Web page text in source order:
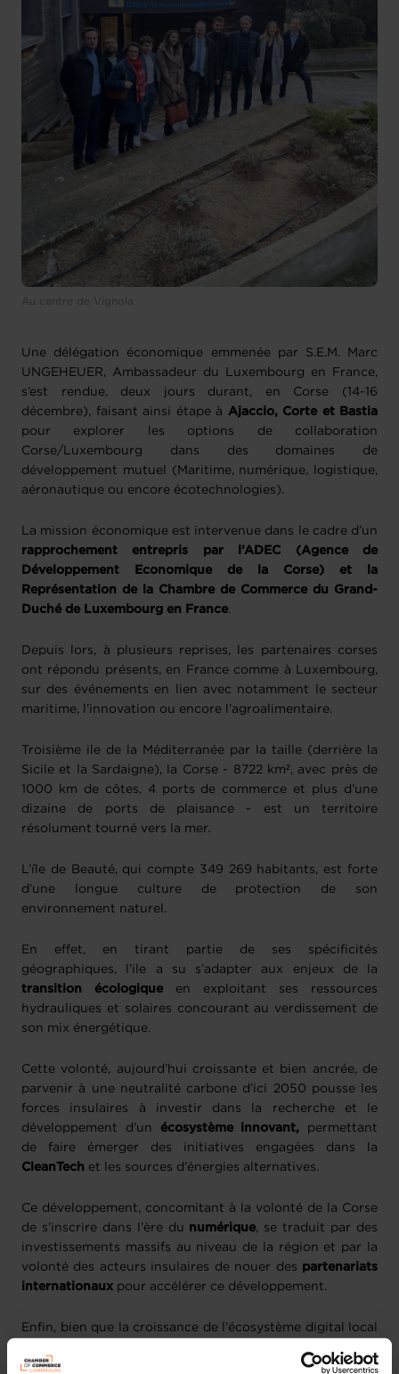
Au centre de Vignola
Une délégation économique emmenée par S.E.M. Marc
UNGEHEUER, Ambassadeur du Luxembourg en France,
s’est rendue, deux jours durant, en Corse (14-16
décembre), faisant ainsi étape à
Ajaccio, Corte et Bastia
pour explorer les options de collaboration
Corse/Luxembourg dans des domaines de
développement mutuel (Maritime, numérique, logistique,
aéronautique ou encore écotechnologies).
La mission économique est intervenue dans le cadre d’un
rapprochement entrepris par l’ADEC (Agence de
Développement Economique de la Corse) et la
Représentation de la Chambre de Commerce du Grand-
Duché de Luxembourg en France.
Depuis lors, à plusieurs reprises, les partenaires corses
ont répondu présents, en France comme à Luxembourg,
sur des événements en lien avec notamment le secteur
maritime, l’innovation ou encore l’agroalimentaire.
Troisième ile de la Méditerranée par la taille (derrière la
Sicile et la Sardaigne), la Corse - 8722 km², avec près de
1000 km de côtes, 4 ports de commerce et plus d’une
dizaine de ports de plaisance - est un territoire
résolument tourné vers la mer.
L’île de Beauté, qui compte 349 269 habitants, est forte
d’une longue culture de protection de son
environnement naturel.
En effet, en tirant partie de ses spécificités
géographiques, l’ile a su s’adapter aux enjeux de la
transition écologique en exploitant ses ressources
hydrauliques et solaires concourant au verdissement de
son mix énergétique.
Cette volonté, aujourd’hui croissante et bien ancrée, de
parvenir à une neutralité carbone d’ici 2050 pousse les
forces insulaires à investir dans la recherche et le
développement d’un
écosystème innovant, permettant
de faire émerger des initiatives engagées dans la
CleanTech et les sources d’énergies alternatives.
Ce développement, concomitant à la volonté de la Corse
de s’inscrire dans l’ère du numérique, se traduit par des
investissements massifs au niveau de la région et par la
volonté des acteurs insulaires de nouer des partenariats
internationaux pour accélérer ce développement.
Enfin, bien que la croissance de l’écosystème digital local
l’insularité demeure une problématique non négligeable,